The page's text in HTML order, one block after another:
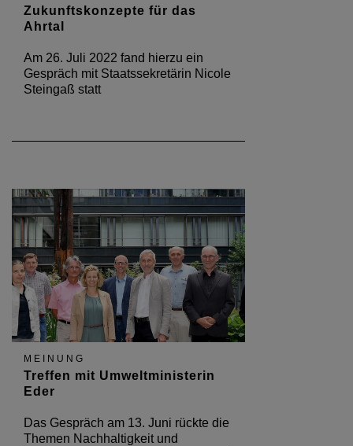
Zukunftskonzepte für das
Ahrtal
Am 26. Juli 2022 fand hierzu ein
Gespräch mit Staatssekretärin Nicole
Steingaß statt
MEINUNG
Treffen mit Umweltministerin
Eder
Das Gespräch am 13. Juni rückte die
Themen Nachhaltigkeit und